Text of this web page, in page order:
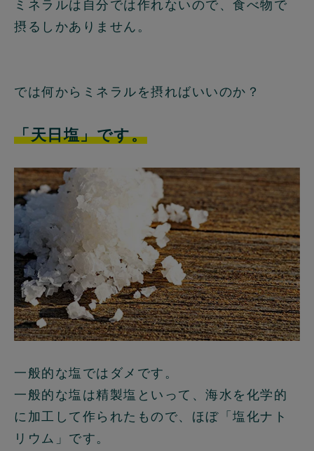
ミネラルは自分では作れないので、食べ物で
摂るしかありません。
では何からミネラルを摂ればいいのか？
「天日塩」です。
一般的な塩ではダメです。
一般的な塩は精製塩といって、海水を化学的
に加工して作られたもので、ほぼ「塩化ナト
リウム」です。